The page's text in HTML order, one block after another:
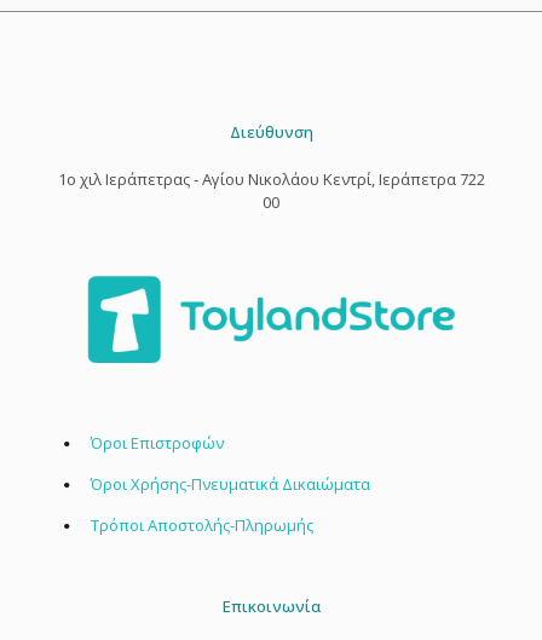
Διεύθυνση
1o χιλ Ιεράπετρας - Αγίου Νικολάου Κεντρί, Ιεράπετρα 722
00
Όροι Επιστροφών
Όροι Χρήσης-Πνευματικά Δικαιώματα
Τρόποι Αποστολής-Πληρωμής
Επικοινωνία